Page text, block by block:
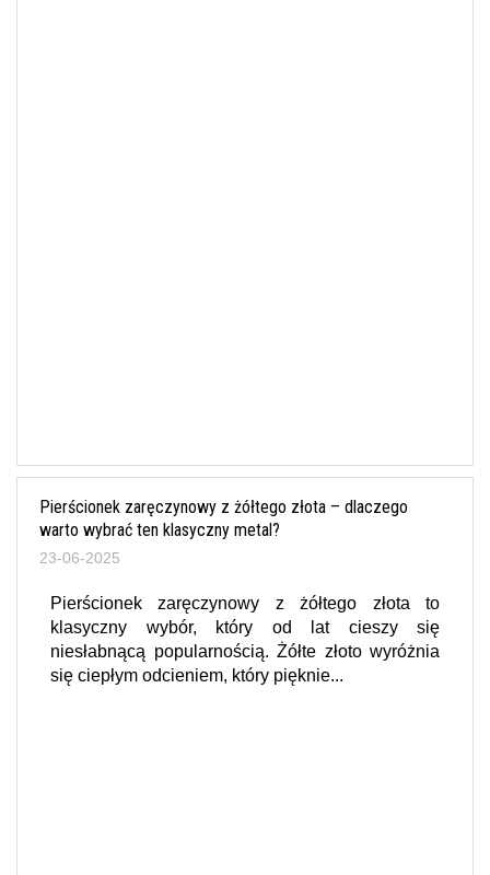
Pierścionek zaręczynowy z żółtego złota – dlaczego
warto wybrać ten klasyczny metal?
23-06-2025
Pierścionek zaręczynowy z żółtego złota to
klasyczny wybór, który od lat cieszy się
niesłabnącą popularnością. Żółte złoto wyróżnia
się ciepłym odcieniem, który pięknie...